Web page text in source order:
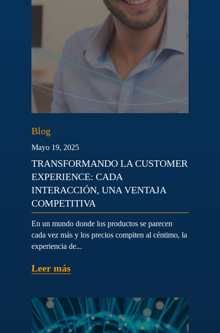
Blog
Mayo 19, 2025
TRANSFORMANDO LA CUSTOMER
EXPERIENCE: CADA
INTERACCIÓN, UNA VENTAJA
COMPETITIVA
En un mundo donde los productos se parecen
cada vez más y los precios compiten al céntimo, la
experiencia de...
Leer más